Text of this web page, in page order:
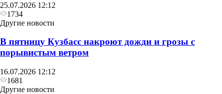
25.07.2026 12:12
1734
Другие новости
В пятницу Кузбасс накроют дожди и грозы с
порывистым ветром
16.07.2026 12:12
1681
Другие новости